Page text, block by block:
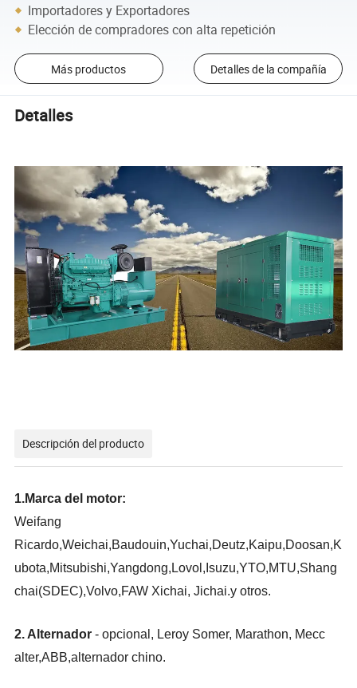
Importadores y Exportadores
Elección de compradores con alta repetición
Más productos Detalles de la compañía
Detalles
Descripción del producto
1.Marca del motor:
Weifang
Ricardo,Weichai,Baudouin,Yuchai,Deutz,Kaipu,Doosan,K
ubota,Mitsubishi,Yangdong,Lovol,Isuzu,YTO,MTU,Shang
chai(SDEC),Volvo,FAW Xichai, Jichai.y otros.
2. Alternador - opcional, Leroy Somer, Marathon, Mecc
alter,ABB,alternador chino.